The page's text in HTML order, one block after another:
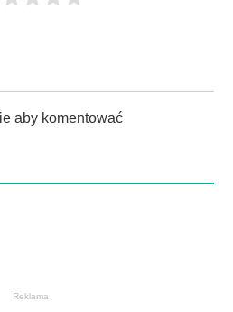
aby komentować
Reklama